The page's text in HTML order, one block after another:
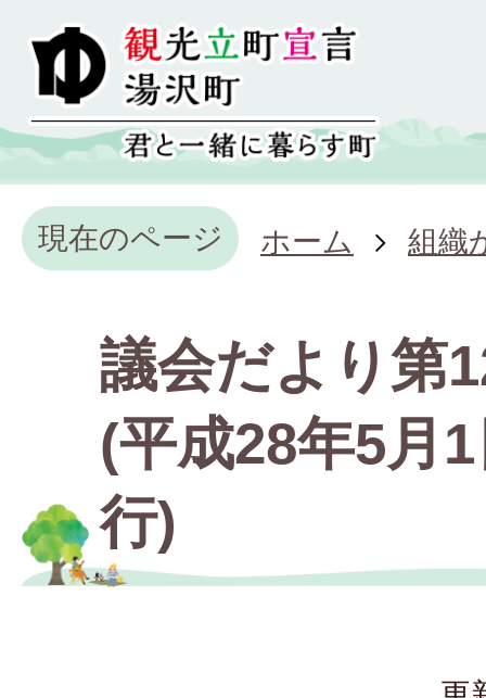
現在のページ ホーム 組織
議会だより第
(平成28年5月
行)